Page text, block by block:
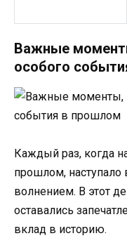
Важные
особого
Каждый раз, когда
прошлом,
волнением. В этот
оставались
вклад в историю.